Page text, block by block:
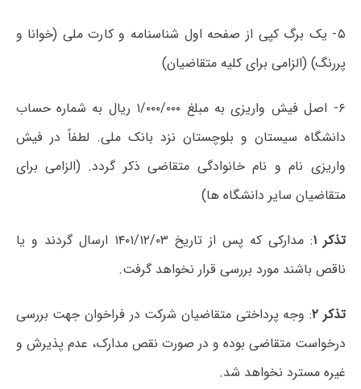
۵- یک برگ کپی از صفحه اول شناسنامه و کارت ملی (خوانا و
پررنگ) (الزامی برای کلیه متقاضیان)
۶- اصل فیش واریزی به مبلغ ۱/۰۰۰/۰۰۰ ریال به شماره حساب
دانشگاه سیستان و بلوچستان نزد بانک ملی. لطفاً در فیش
واریزی نام و نام خانوادگی متقاضی ذکر گردد. (الزامی برای
متقاضیان سایر دانشگاه ها)
تذکر ۱
: مدارکی که پس از تاریخ ۱۴۰۱/۱۲/۰۳ ارسال گردند و یا
ناقص باشند مورد بررسی قرار نخواهد گرفت.
تذکر ۲ : وجه پرداختی متقاضیان شرکت در فراخوان جهت بررسی
درخواست متقاضی بوده و در صورت نقص مدارک، عدم پذیرش و
غیره مسترد نخواهد شد.